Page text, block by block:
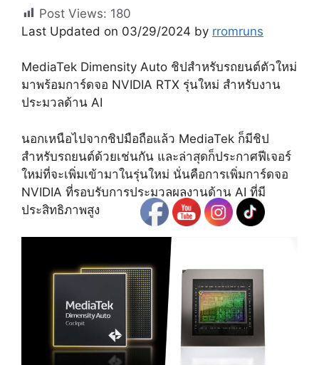
Post Views: 180
Last Updated on 03/29/2024 by rromruns
MediaTek Dimensity Auto ชิปสำหรับรถยนต์ตัวใหม่
มาพร้อมการ์ดจอ NVIDIA RTX รุ่นใหม่ สำหรับงาน
ประมวลด้าน AI
นอกเหนือไปจากชิปมือถือแล้ว MediaTek ก็มีชิป
สำหรับรถยนต์ด้วยเช่นกัน และล่าสุดก็ประกาศฟีเจอร์
ใหม่ที่จะเพิ่มเข้ามาในรุ่นใหม่ นั่นคือการเพิ่มการ์ดจอ
NVIDIA ที่รอบรับการประมวลผลงานด้าน AI ที่มี
ประสิทธิภาพสูง